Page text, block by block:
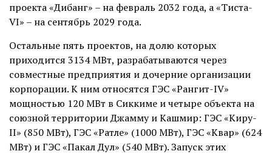
проекта «Дибанг» – на февраль 2032 года, а «Тиста-
VI» – на сентябрь 2029 года.
Остальные пять проектов, на долю которых
приходится 3134 МВт, разрабатываются через
совместные предприятия и дочерние организации
корпорации. К ним относятся ГЭС «Рангит-IV»
мощностью 120 МВт в Сиккиме и четыре объекта на
союзной территории Джамму и Кашмир: ГЭС «Киру-
II» (850 МВт), ГЭС «Ратле» (1000 МВт), ГЭС «Квар» (624
МВт) и ГЭС «Пакал Дул» (540 МВт). Запуск этих